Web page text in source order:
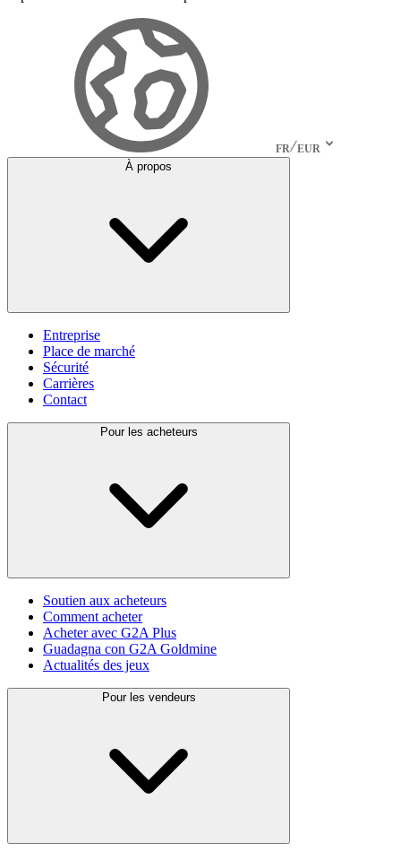
FR EUR
À propos
Entreprise
Place de marché
Sécurité
Carrières
Contact
Pour les acheteurs
Soutien aux acheteurs
Comment acheter
Acheter avec G2A Plus
Guadagna con G2A Goldmine
Actualités des jeux
Pour les vendeurs